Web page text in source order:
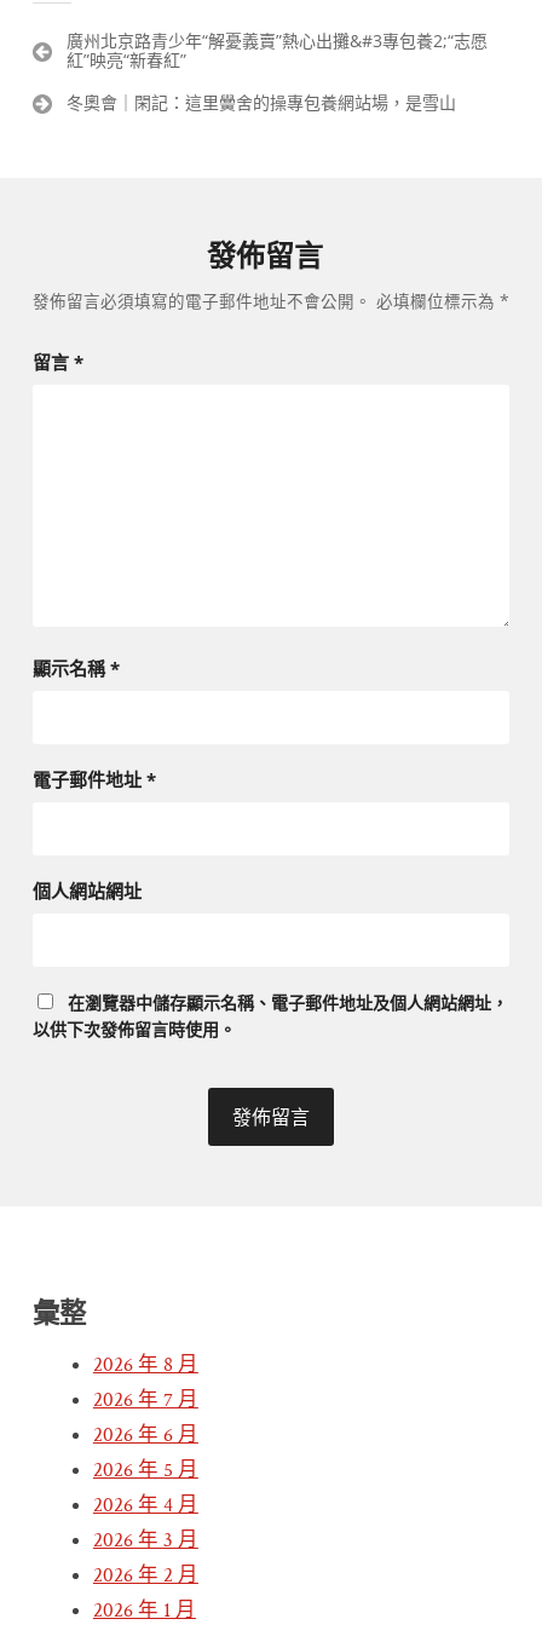
文
章
導
覽
廣州北京路青少年“解憂義賣”熱心出攤&#3專包養2;“志愿
紅”映亮“新春紅”
冬奧會｜閑記：這里黌舍的操專包養網站場，是雪山
發佈留言
發佈留言必須填寫的電子郵件地址不會公開。 必填欄位標示為 *
留言 *
顯示名稱*
電子郵件地址 *
個人網站網址
在瀏覽器中儲存顯示名稱、電子郵件地址及個人網站網址，
以供下次發佈留言時使用。
彙整
2026 年 8 月
2026 年 7 月
2026 年 6 月
2026 年 5 月
2026 年 4 月
2026 年 3 月
2026 年 2 月
2026 年 1 月